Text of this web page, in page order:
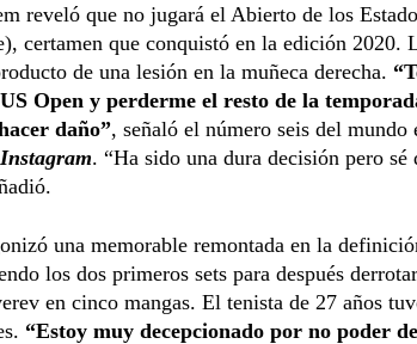
reveló que no jugará el Abierto de los
certamen que conquistó en la edición 2020.
de una lesión en la muñeca derecha.
Open y perderme el resto de la
daño”, señaló el número seis del mundo
Instagram. “Ha sido una dura decisión pero sé
una memorable remontada en la
los dos primeros sets para después
en cinco mangas. El tenista de 27 años
“Estoy muy decepcionado por no poder